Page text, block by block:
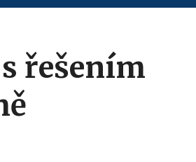
řešením